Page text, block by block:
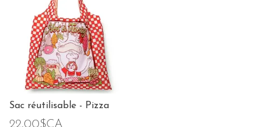
Sac réutilisable - Pizza